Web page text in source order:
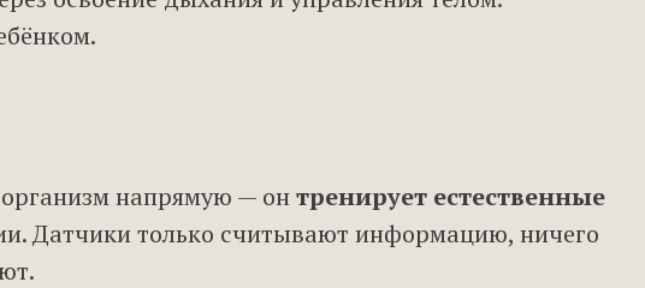
напрямую — онтренирует естественные
Датчики только считывают информацию, ничего